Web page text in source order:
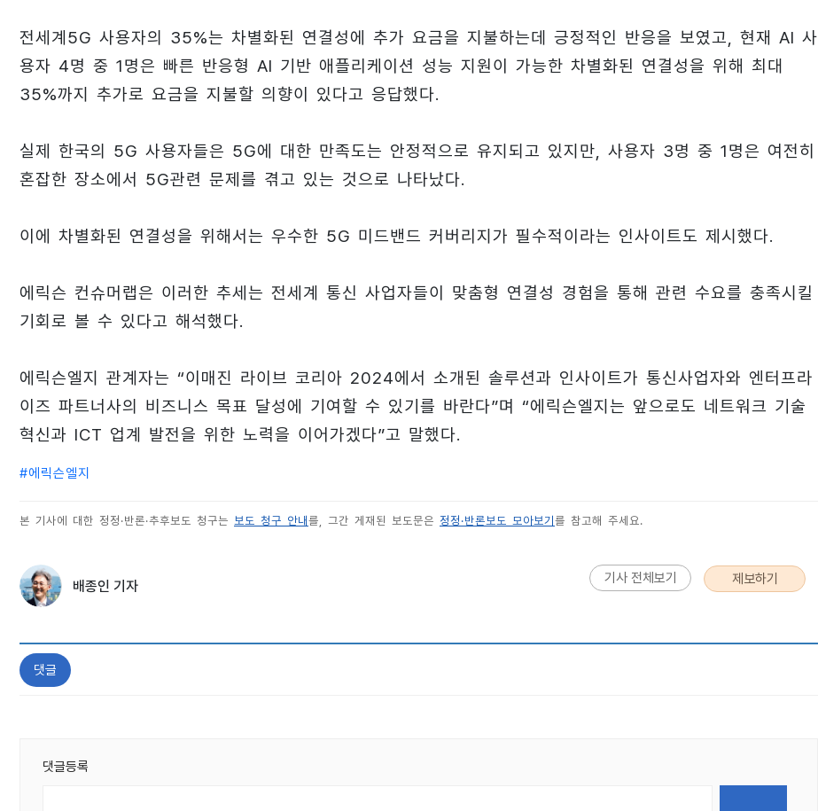
전세계5G 사용자의 35%는 차별화된 연결성에 추가 요금을 지불하는데 긍정적인 반응을 보였고, 현재 AI 사
용자 4명 중 1명은 빠른 반응형 AI 기반 애플리케이션 성능 지원이 가능한 차별화된 연결성을 위해 최대
35%까지 추가로 요금을 지불할 의향이 있다고 응답했다.
실제 한국의 5G 사용자들은 5G에 대한 만족도는 안정적으로 유지되고 있지만, 사용자 3명 중 1명은 여전히
혼잡한 장소에서 5G관련 문제를 겪고 있는 것으로 나타났다.
이에 차별화된 연결성을 위해서는 우수한 5G 미드밴드 커버리지가 필수적이라는 인사이트도 제시했다.
에릭슨 컨슈머랩은 이러한 추세는 전세계 통신 사업자들이 맞춤형 연결성 경험을 통해 관련 수요를 충족시킬
기회로 볼 수 있다고 해석했다.
에릭슨엘지 관계자는 “이매진 라이브 코리아 2024에서 소개된 솔루션과 인사이트가 통신사업자와 엔터프라
이즈 파트너사의 비즈니스 목표 달성에 기여할 수 있기를 바란다”며 “에릭슨엘지는 앞으로도 네트워크 기술
혁신과 ICT 업계 발전을 위한 노력을 이어가겠다”고 말했다.
#에릭슨엘지
본 기사에 대한 정정·반론·추후보도 청구는 보도 청구 안내 를, 그간 게재된 보도문은 정정·반론보도 모아보기 를 참고해 주세요.
배종인 기자 기사 전체보기 제보하기
댓글
댓글등록